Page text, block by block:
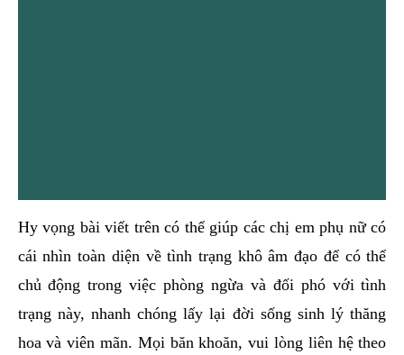
Hy vọng bài viết trên có thể giúp các chị em phụ nữ có
cái nhìn toàn diện về tình trạng khô âm đạo để có thể
chủ động trong việc phòng ngừa và đối phó với tình
trạng này, nhanh chóng lấy lại đời sống sinh lý thăng
hoa và viên mãn. Mọi băn khoăn, vui lòng liên hệ theo